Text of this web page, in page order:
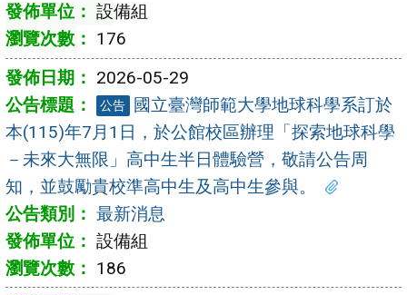
設備組
176
2026-05-29
公告 國立臺灣師範大學地球科學系訂於
本(115)年7月1日，於公館校區辦理「探索地球科學
－未來大無限」高中生半日體驗營，敬請公告周
知，並鼓勵貴校準高中生及高中生參與。
最新消息
設備組
186